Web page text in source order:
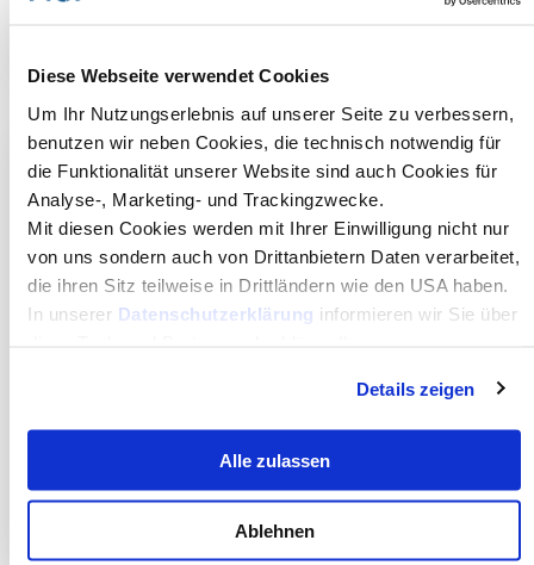
Diese Webseite verwendet Cookies
Um Ihr Nutzungserlebnis auf unserer Seite zu verbessern,
benutzen wir neben Cookies, die technisch notwendig für
die Funktionalität unserer Website sind auch Cookies für
Analyse-, Marketing- und Trackingzwecke.
Mit diesen Cookies werden mit Ihrer Einwilligung nicht nur
von uns sondern auch von Drittanbietern Daten verarbeitet,
die ihren Sitz teilweise in Drittländern wie den USA haben.
In unserer Datenschutzerklärung informieren wir Sie über
Details zeigen
Alle zulassen
Ablehnen
©MCI/Aaron Heimerl
MCI Professur an Matthias Janetschek
Die Unternehmerische Hochschule® verleiht